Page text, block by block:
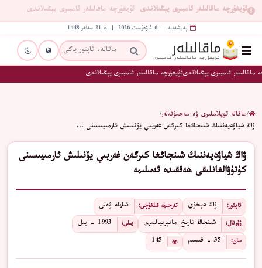
ئۇيغۇرچە ماقالىلەر ئامبىرى يېڭىلاندى ئۇيغۇرچە ماقالىلەر ئامبىرى يېڭىلاندى
پەيشەنبە — 6 ئاۋغۇست 2026 | ھ 21 سەفەر 1448
ماقالىلەر ئامبىرى يېڭىلاندىئۇيغۇرچە ماقالىلەر ئامبىرى يېڭىلاندى
/ماقالە توپلاملىرى ۋە مەجمۇئەلەر/
ۋاڭ شياۋديەننىڭ شىنجاڭغا كىرگەن غەربىي يۆنىلىش ئارمىيىسىنى …
ۋاڭ شياۋديەننىڭ شىنجاڭغا كىرگەن غەربىي يۆنىلىش ئارمىيىسىنى
كۈتۈۋالغانلىقى ھەققىدە ئەسلىمە
ئاپتور: ۋاڭ دېخۇي تەرجىمە قىلغۇچى: ئىلھام ۋەلى
ژۇرنال: شىنجاڭ تارىخ ماتېرىياللىرى يىلى: 1993 - يىل
سان: 35 - قىسىم 145